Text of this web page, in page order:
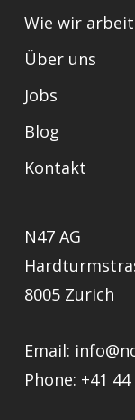
Wie wir
Über uns
Jobs
Blog
Kontakt
N47 AG
8005 Zurich
Email:
Phone: +41